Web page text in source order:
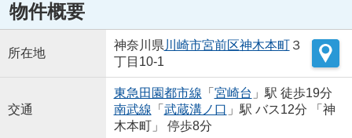
物件概要
所在地
神奈川県 川崎市宮前区神木本町３
丁目10-1
交通
東急田園都市線 「 宮崎台 」駅 徒歩19分
南武線 「 武蔵溝ノ口 」駅 バス12分 「神
木本町」 停歩8分